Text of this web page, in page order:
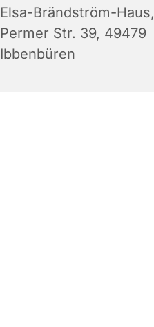
Elsa-Brändström-Haus,
Permer Str. 39, 49479
Ibbenbüren